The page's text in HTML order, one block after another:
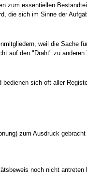
zum essentiellen
die sich im Sinne der
weil die Sache
auf den "Draht" zu anderen
bedienen sich oft aller
zum Ausdruck
noch nicht antreten